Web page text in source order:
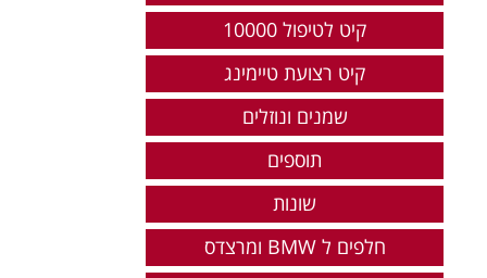
קיט לטיפול 10000
קיט רצועת טיימינג
שמנים ונוזלים
תוספים
שונות
חלפים ל BMW ומרצדס